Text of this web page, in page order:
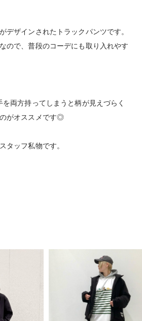
デザインされたトラックパンツです。
ので、普段のコーデにも取り入れやす
両方持ってしまうと柄が見えづらく
がオススメです◎
タッフ私物です。